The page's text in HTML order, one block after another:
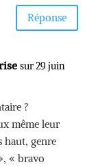
Réponse
sur 29 juin
?
même leur
haut, genre
« bravo